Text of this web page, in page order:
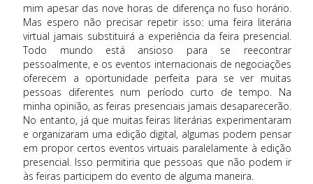
mim apesar das nove horas de diferença no fuso horário.
Mas espero não precisar repetir isso: uma feira literária
virtual jamais substituirá a experiência da feira presencial.
Todo mundo está ansioso para se reecontrar
pessoalmente, e os eventos internacionais de negociações
oferecem a oportunidade perfeita para se ver muitas
pessoas diferentes num período curto de tempo. Na
minha opinião, as feiras presenciais jamais desaparecerão.
No entanto, já que muitas feiras literárias experimentaram
e organizaram uma edição digital, algumas podem pensar
em propor certos eventos virtuais paralelamente à edição
presencial. Isso permitiria que pessoas que não podem ir
às feiras participem do evento de alguma maneira.